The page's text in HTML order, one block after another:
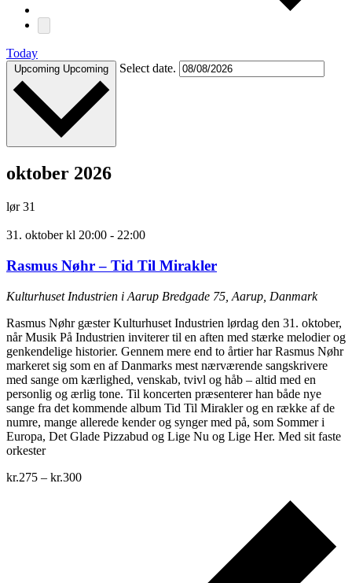
Today
Upcoming Upcoming Select date.
oktober 2026
lør31
31. oktober kl 20:00 - 22:00
Rasmus Nøhr – Tid Til Mirakler
Kulturhuset Industrien i Aarup Bredgade 75, Aarup, Danmark
Rasmus Nøhr gæster Kulturhuset Industrien lørdag den 31. oktober,
når Musik På Industrien inviterer til en aften med stærke melodier og
genkendelige historier. Gennem mere end to årtier har Rasmus Nøhr
markeret sig som en af Danmarks mest nærværende sangskrivere
med sange om kærlighed, venskab, tvivl og håb – altid med en
personlig og ærlig tone. Til koncerten præsenterer han både nye
sange fra det kommende album Tid Til Mirakler og en række af de
numre, mange allerede kender og synger med på, som Sommer i
Europa, Det Glade Pizzabud og Lige Nu og Lige Her. Med sit faste
orkester
kr.275 – kr.300